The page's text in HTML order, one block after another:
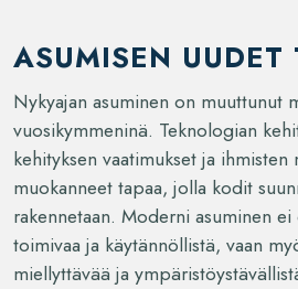
ASUMISEN UUDET
Nykyajan asuminen on muuttunut
vuosikymmeninä. Teknologian
kehityksen vaatimukset ja
muokanneet tapaa, jolla kodit
rakennetaan. Moderni asuminen
toimivaa ja käytännöllistä, vaan
miellyttävää ja